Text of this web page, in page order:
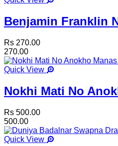
Benjamin Franklin
Rs 270.00
270.00
Quick View
Nokhi Mati No
Rs 500.00
500.00
Quick View